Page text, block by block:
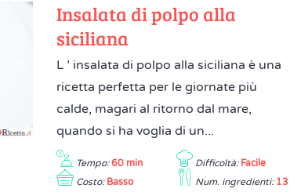
Insalata di polpo alla
siciliana
L ’ insalata di polpo alla siciliana è una
ricetta perfetta per le giornate più
calde, magari al ritorno dal mare,
quando si ha voglia di un...
Tempo: 60 min Difficoltà: Facile
Costo: Basso Num. ingredienti: 13